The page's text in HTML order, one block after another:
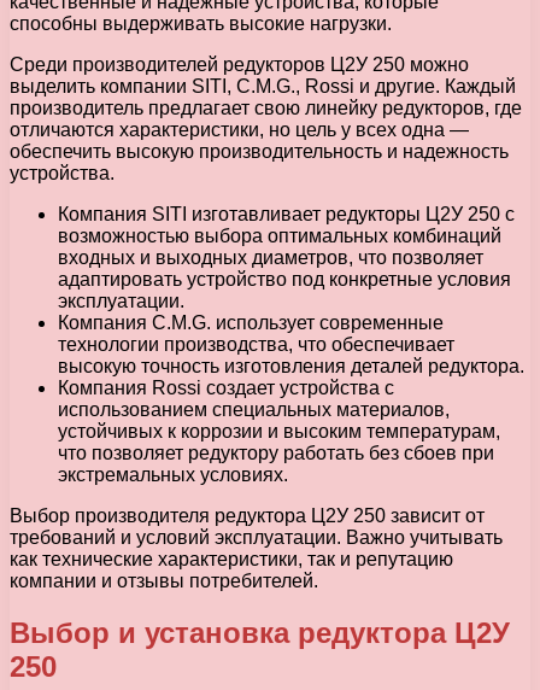
способны выдерживать высокие нагрузки.
Среди производителей редукторов Ц2У 250 можно
выделить компании SITI, C.M.G., Rossi и другие. Каждый
производитель предлагает свою линейку редукторов, где
отличаются характеристики, но цель у всех одна —
обеспечить высокую производительность и надежность
устройства.
Компания SITI изготавливает редукторы Ц2У 250 с
возможностью выбора оптимальных комбинаций
входных и выходных диаметров, что позволяет
адаптировать устройство под конкретные условия
эксплуатации.
Компания C.M.G. использует современные
технологии производства, что обеспечивает
высокую точность изготовления деталей редуктора.
Компания Rossi создает устройства с
использованием специальных материалов,
устойчивых к коррозии и высоким температурам,
что позволяет редуктору работать без сбоев при
экстремальных условиях.
Выбор производителя редуктора Ц2У 250 зависит от
требований и условий эксплуатации. Важно учитывать
как технические характеристики, так и репутацию
компании и отзывы потребителей.
Выбор и установка редуктора Ц2У
250